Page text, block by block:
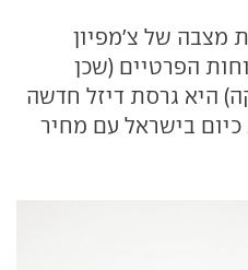
מצבה של צ'מפיון
הפרטיים (שכן
היא גרסת דיזל חדשה
בישראל עם מחיר